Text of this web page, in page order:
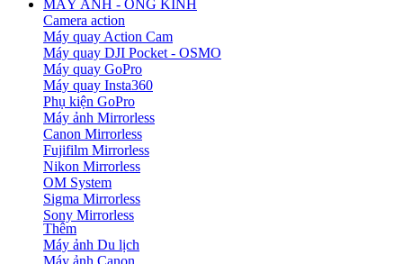
MÁY ẢNH - ỐNG KÍNH
Camera action
Máy quay Action Cam
Máy quay DJI Pocket - OSMO
Máy quay GoPro
Máy quay Insta360
Phụ kiện GoPro
Máy ảnh Mirrorless
Canon Mirrorless
Fujifilm Mirrorless
Nikon Mirrorless
OM System
Sigma Mirrorless
Sony Mirrorless
Thêm
Máy ảnh Du lịch
Máy ảnh Canon